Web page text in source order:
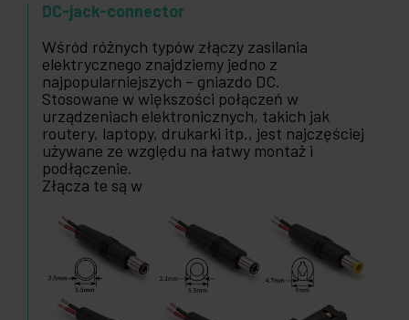
DC-jack-connector
Wśród różnych typów złączy zasilania
elektrycznego znajdziemy jedno z
najpopularniejszych – gniazdo DC.
Stosowane w większości połączeń w
urządzeniach elektronicznych, takich jak
routery, laptopy, drukarki itp., jest najczęściej
używane ze względu na łatwy montaż i
podłączenie.
Złącza te są w